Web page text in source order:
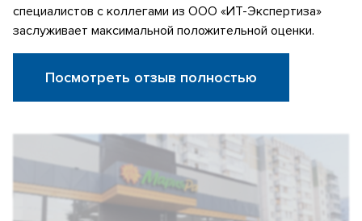
специалистов с коллегами из ООО «ИТ-Экспертиза»
заслуживает максимальной положительной оценки.
Посмотреть отзыв полностью